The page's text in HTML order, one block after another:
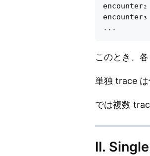
このとき、
単独 trace は
では複数
II.